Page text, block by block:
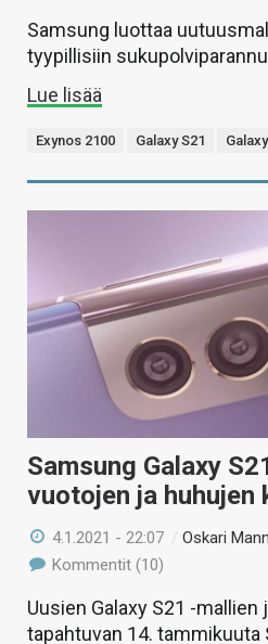
Samsung luottaa
tyypillisiin
Lue lisää
Exynos 2100 Galaxy S21
Samsung Galaxy
vuotojen ja huhujen
4.1.2021 - 22:07 /Oskari
Kommentit (10)
Uusien Galaxy S21 -
tapahtuvan 14. tammikuuta